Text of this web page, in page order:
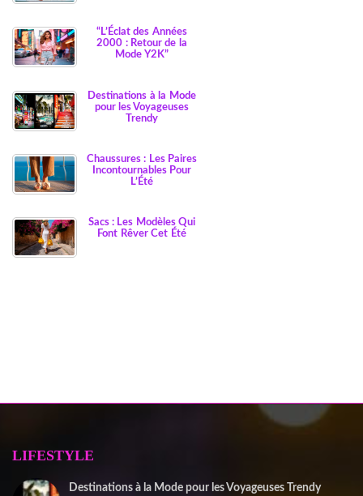
“L’Éclat des Années
2000 : Retour de la
Mode Y2K”
Destinations à la Mode
pour les Voyageuses
Trendy
Chaussures : Les Paires
Incontournables Pour
L’Été
Sacs : Les Modèles Qui
Font Rêver Cet Été
LIFESTYLE
Destinations à la Mode pour les Voyageuses Trendy